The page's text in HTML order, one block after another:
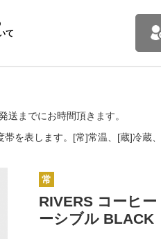
て
送までにお時間頂きます。
帯を表します。[常]常温、[蔵]冷蔵
常
RIVERS コーヒ
ーシブル BLACK